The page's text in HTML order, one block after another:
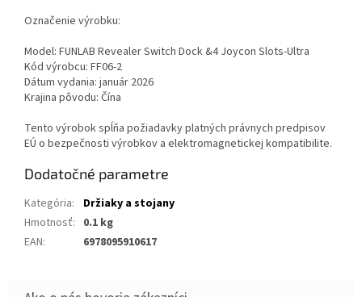
Označenie výrobku:
Model: FUNLAB Revealer Switch Dock &4 Joycon Slots-Ultra
Kód výrobcu: FF06-2
Dátum vydania: január 2026
Krajina pôvodu: Čína
Tento výrobok spĺňa požiadavky platných právnych predpisov
EÚ o bezpečnosti výrobkov a elektromagnetickej kompatibilite.
Dodatočné parametre
Kategória:
Držiaky a stojany
Hmotnosť: 0.1 kg
EAN: 6978095910617